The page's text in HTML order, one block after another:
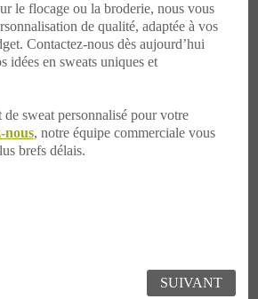
le flocage ou la broderie, nous vous
de qualité, adaptée à vos
Contactez-nous dès aujourd’hui
idées en sweats uniques et
sweat personnalisé pour votre
nous, notre équipe commerciale vous
brefs délais.
SUIVANT